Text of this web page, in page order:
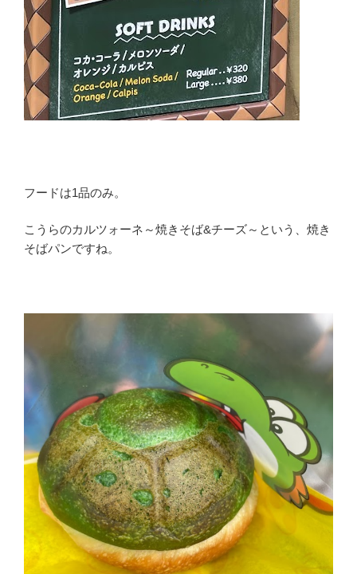
フードは1品のみ。
こうらのカルツォーネ～焼きそば&チーズ～という、焼き
そばパンですね。